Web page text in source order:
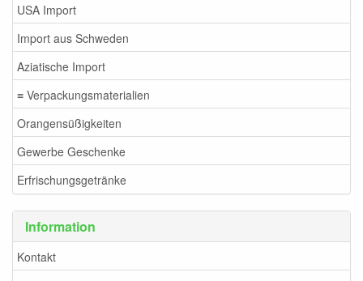
USA Import
Import aus Schweden
Aziatische Import
≡ Verpackungsmaterialien
Orangensüßigkeiten
Gewerbe Geschenke
Erfrischungsgetränke
Information
Kontakt